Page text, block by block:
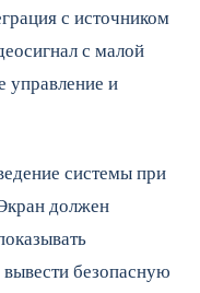
с источником
с малой
управление и
системы при
должен
безопасную